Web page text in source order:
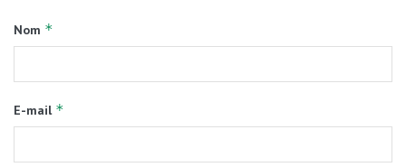
Nom *
E-mail *